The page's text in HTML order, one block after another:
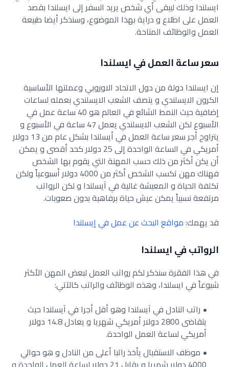
ايسلندا وذلك ليبقى أي شخص يريد السفر إلى ايسلندا بقصد
العمل على اطلاع و دراية بهذا الموضوع، وسنذكر أيضا طبيعة
العمل والوظائف المتاحة.
سعر ساعة العمل في ايسلندا
إن ايسلندا دولة من دول الاتحاد الاوروبي وعملتها الأساسية
الكرون الايسلندي و يتصف الشعب الايسلندي بعمله لساعات
إضافية حيث النمط الشائع في العالم هو 40 ساعة عمل في
الأسبوع لكن الشعب الايسلندي يعمل 47 ساعة في الأسبوع و
يتراوح أجر سعر ساعة العمل في أيسلندا بشكل عام من 13 دولار
أمريكي في الساعة الواحدة إلى 25 دولار كحد أقصى و يمكن
أن يكن أكثر من ذلك حسب المهنة التي يقوم بها الشخص
فهناك مهن تكسب الشخص أكثر من 4000 دولار أسبوعياً ولكن
تكلفة الحياة و المعيشة غالية في آيسلندا و لكن الرواتب
مرتفعة نسبياً يمكن عيش حياة برفاهية بدون صعوبات.
قد يهمك:مواقع البحث عن عمل في إيسلندا
الرواتب في ايسلندا
في هذا الفقرة سنذكر لكم رواتب العمل لبعض المهن الأكثر
شيوعاً في ايسلندا، وهذه الوظائف والراتب كالآتي:
راتب النادل في آيسلندا وهو أقل أجرا في آيسلندا حيث
يتقاضى 2800 دولار أمريكي شهريا و يعادل 14.8 دولار
أمريكي لساعة العمل الواحدة.
موظف الاستقبال يأخذ راتبا أعلى من النادل و هو حوالي